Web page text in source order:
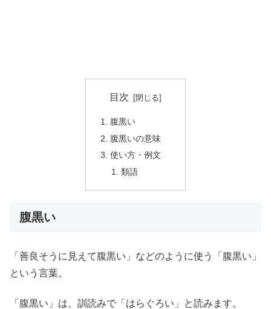
目次
腹黒い
腹黒いの意味
使い方・例文
類語
腹黒い
「善良そうに見えて腹黒い」などのように使う「腹黒い」
という言葉。
「腹黒い」は、訓読みで「はらぐろい」と読みます。